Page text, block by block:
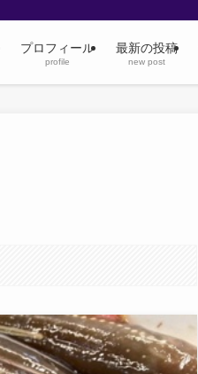
プロフィール
profile
最新の投稿
new post